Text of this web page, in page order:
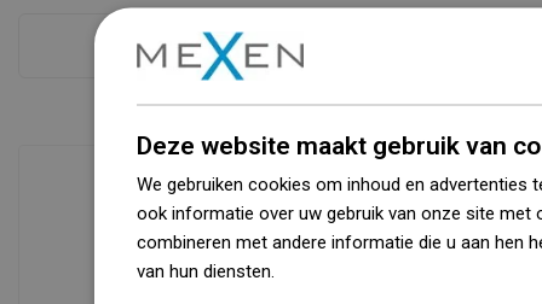
Zie alles
Beschikbaarheid van goederen
Een modern logistiek centrum met een
Deze website maakt gebruik van
We gebruiken cookies om inhoud en advertenties
ook informatie over uw gebruik van onze site met
combineren met andere informatie die u aan hen
van hun diensten.